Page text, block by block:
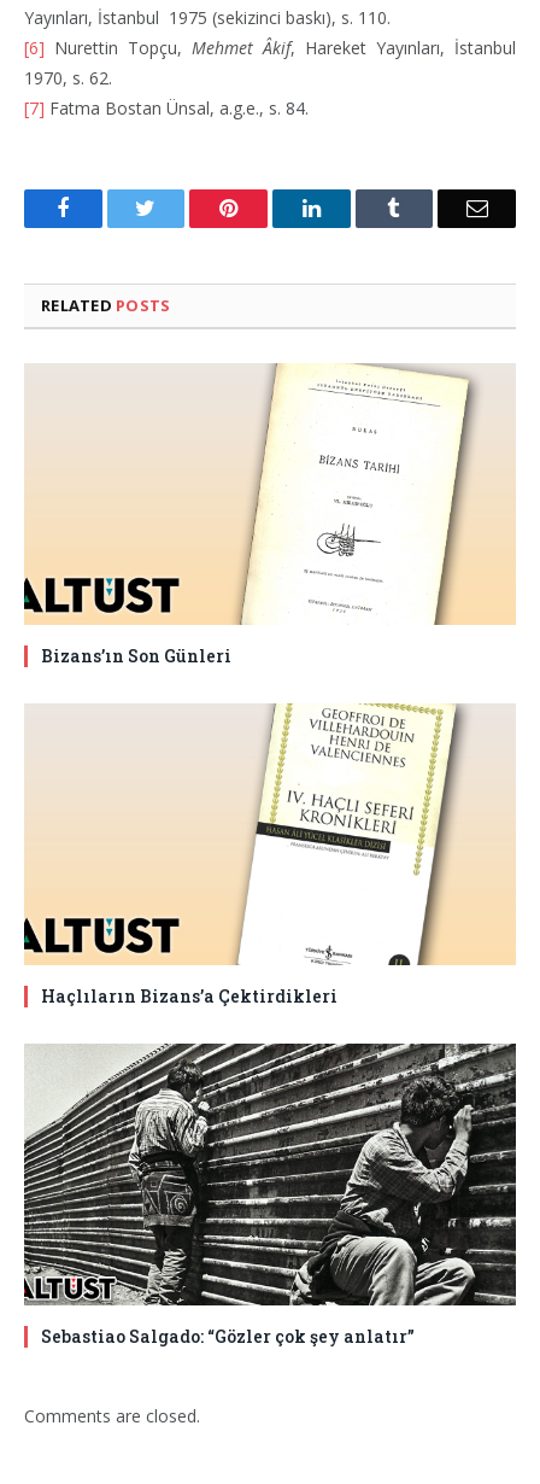
Yayınları, İstanbul 1975 (sekizinci baskı), s. 110.
[6] Nurettin Topçu, Mehmet Âkif, Hareket Yayınları, İstanbul
1970, s. 62.
[7] Fatma Bostan Ünsal, a.g.e., s. 84.
Facebook Pinterest LinkedIn Email
RELATED POSTS
Bizans’ın Son Günleri
Haçlıların Bizans’a Çektirdikleri
Sebastiao Salgado: “Gözler çok şey anlatır”
Comments are closed.